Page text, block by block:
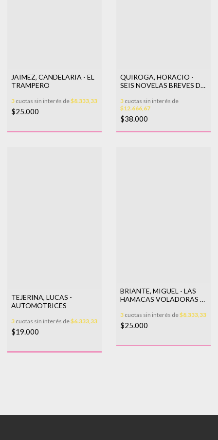
JAIMEZ, CANDELARIA - EL
TRAMPERO
3 cuotas sin interés de$8.333,33
$25.000
QUIROGA, HORACIO -
SEIS NOVELAS BREVES DE
3 cuotas sin interés de
$12.666,67
$38.000
TEJERINA, LUCAS -
AUTOMOTRICES
3 cuotas sin interés de$6.333,33
$19.000
BRIANTE, MIGUEL - LAS
HAMACAS VOLADORAS Y
3 cuotas sin interés de$8.333,33
$25.000